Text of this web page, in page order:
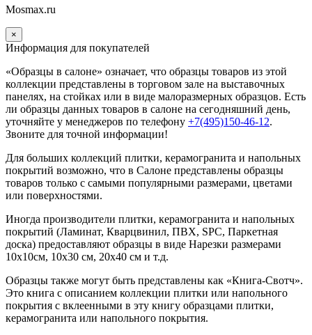
Mosmax.ru
×
Информация для покупателей
«Образцы в салоне» означает, что образцы товаров из этой
коллекции представлены в торговом зале на выставочных
панелях, на стойках или в виде малоразмерных образцов. Есть
ли образцы данных товаров в салоне на сегодняшний день,
уточняйте у менеджеров по телефону +7(495)150-46-12.
Звоните для точной информации!
Для больших коллекций плитки, керамогранита и напольных
покрытий возможно, что в Салоне представлены образцы
товаров только с самыми популярными размерами, цветами
или поверхностями.
Иногда производители плитки, керамогранита и напольных
покрытий (Ламинат, Кварцвинил, ПВХ, SPC, Паркетная
доска) предоставляют образцы в виде Нарезки размерами
10х10см, 10х30 см, 20х40 см и т.д.
Образцы также могут быть представлены как «Книга-Свотч».
Это книга с описанием коллекции плитки или напольного
покрытия с вклеенными в эту книгу образцами плитки,
керамогранита или напольного покрытия.